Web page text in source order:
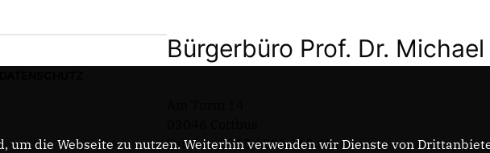
Bürgerbüro Prof. Dr.
Telefon: 0355 / 289 162 38
um die Webseite zu nutzen. Weiterhin verwenden wir Dienste von